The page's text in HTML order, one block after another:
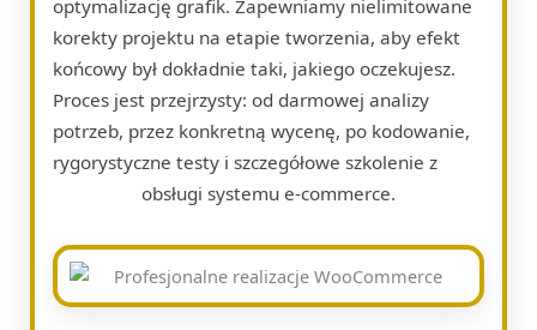
optymalizację grafik. Zapewniamy nielimitowane
korekty projektu na etapie tworzenia, aby efekt
końcowy był dokładnie taki, jakiego oczekujesz.
Proces jest przejrzysty: od darmowej analizy
potrzeb, przez konkretną wycenę, po kodowanie,
rygorystyczne testy i szczegółowe szkolenie z
obsługi systemu e-commerce.